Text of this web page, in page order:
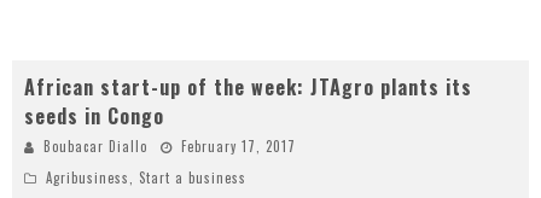
African start-up of the week: JTAgro plants its
seeds in Congo
Boubacar Diallo
February 17, 2017
Agribusiness
Start a business